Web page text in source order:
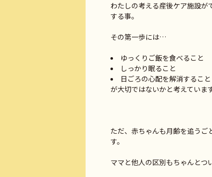
わたしの考える産後ケア施設が
する事。
その第一歩には…
ゆっくりご飯を食べること
しっかり眠ること
日ごろの心配を解消すること
が大切ではないかと考えています
ただ、赤ちゃんも月齢を追うご
す。
ママと他人の区別もちゃんとつ